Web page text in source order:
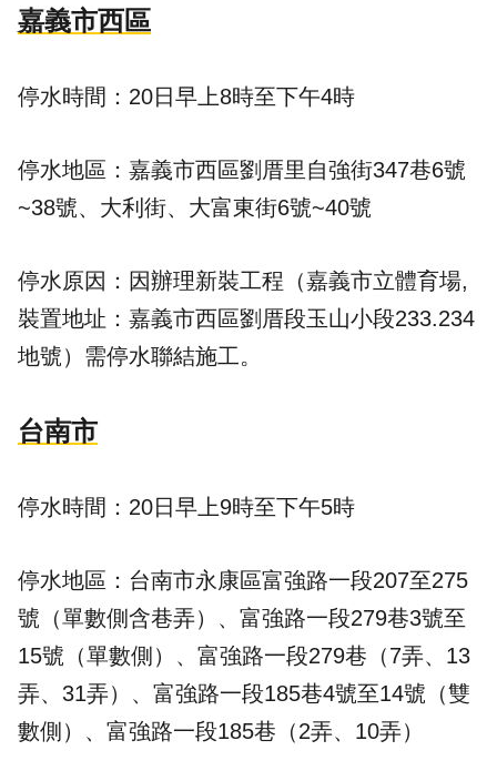
嘉義市西區
停水時間：20日早上8時至下午4時
停水地區：嘉義市西區劉厝里自強街347巷6號
~38號、大利街、大富東街6號~40號
停水原因：因辦理新裝工程（嘉義市立體育場,
裝置地址：嘉義市西區劉厝段玉山小段233.234
地號）需停水聯結施工。
台南市
停水時間：20日早上9時至下午5時
停水地區：台南市永康區富強路一段207至275
號（單數側含巷弄）、富強路一段279巷3號至
15號（單數側）、富強路一段279巷（7弄、13
弄、31弄）、富強路一段185巷4號至14號（雙
數側）、富強路一段185巷（2弄、10弄）